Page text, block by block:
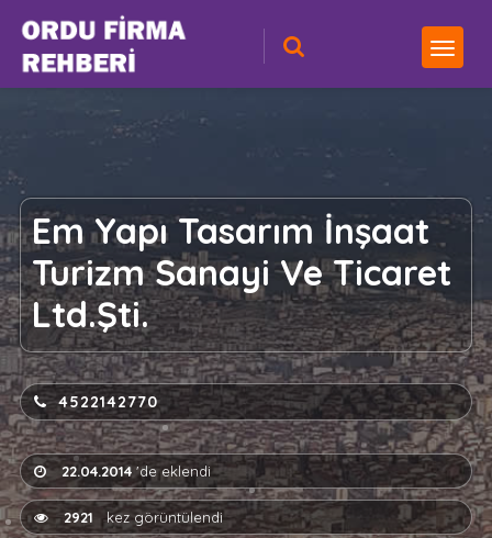
Em Yapı Tasarım İnşaat
Turizm Sanayi Ve Ticaret
Ltd.Şti.
4522142770
22.04.2014'de eklendi
2921 kez görüntülendi